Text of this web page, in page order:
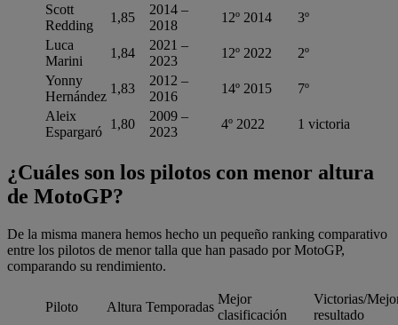
Scott
Redding
1,85
2014 –
2018
12º 2014
3º
Luca
Marini
1,84
2021 –
2023
12º 2022
2º
Yonny
Hernández
1,83
2012 –
2016
14º 2015
7º
Aleix
Espargaró
1,80
2009 –
2023
4º 2022 1 victoria
¿Cuáles son los pilotos con menor altura
de MotoGP?
De la misma manera hemos hecho un pequeño ranking comparativo
entre los pilotos de menor talla que han pasado por MotoGP,
comparando su rendimiento.
Piloto Altura Temporadas
Mejor
clasificación
Victorias/
resultado